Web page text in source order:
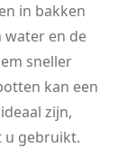
in bakken
water en de
sneller
kan een
zijn,
u gebruikt.